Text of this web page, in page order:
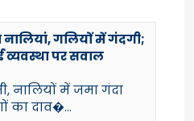
नालियां, गलियों में गंदगी;
व्यवस्था पर सवाल
नालियों में जमा गंदा
का दाव�...